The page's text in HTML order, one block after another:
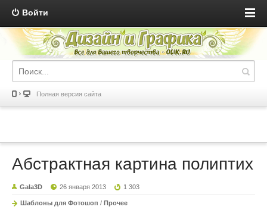
Войти
Полная версия сайта
Абстрактная картина полиптих
Gala3D 26 января 2013 1 303
Шаблоны для Фотошоп / Прочее